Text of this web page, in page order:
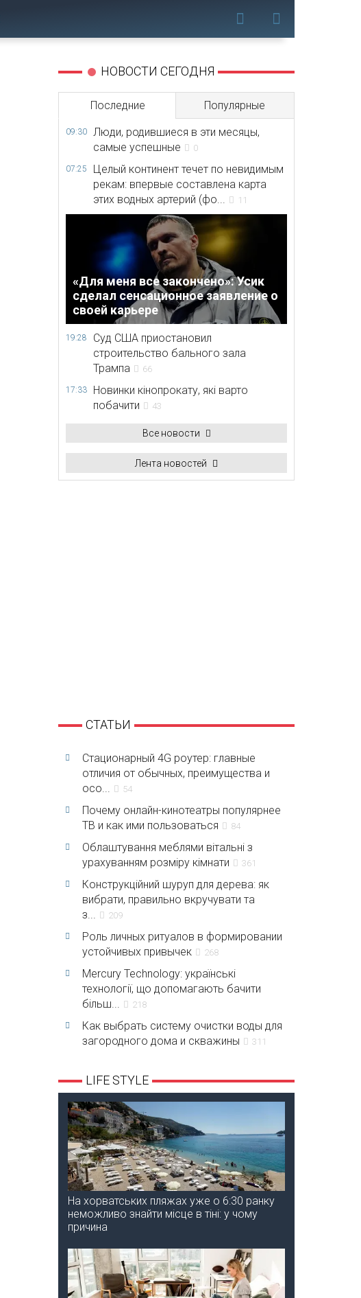
НОВОСТИ СЕГОДНЯ
Последние Популярные
09:30
Люди, родившиеся в эти месяцы,
самые успешные
0
07:25
Целый континент течет по невидимым
рекам: впервые составлена карта
этих водных артерий (фо...
11
«Для меня все закончено»: Усик
сделал сенсационное заявление о
своей карьере
19:28
Суд США приостановил
строительство бального зала
Трампа
66
17:33
Новинки кінопрокату, які варто
побачити
43
Все новости
Лента новостей
СТАТЬИ
Стационарный 4G роутер: главные
отличия от обычных, преимущества и
осо...
54
Почему онлайн-кинотеатры популярнее
ТВ и как ими пользоваться
84
Облаштування меблями вітальні з
урахуванням розміру кімнати
361
Конструкційний шуруп для дерева: як
вибрати, правильно вкручувати та
з...
209
Роль личных ритуалов в формировании
устойчивых привычек
268
Mercury Technology: українські
технології, що допомагають бачити
більш...
218
Как выбрать систему очистки воды для
загородного дома и скважины
311
LIFE STYLE
На хорватських пляжах уже о 6:30 ранку
неможливо знайти місце в тіні: у чому
причина